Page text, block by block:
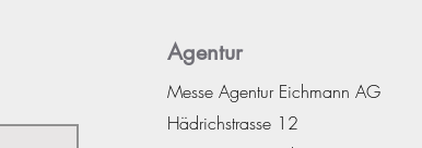
Agentur
Messe Agentur Eichmann AG
Hädrichstrasse 12